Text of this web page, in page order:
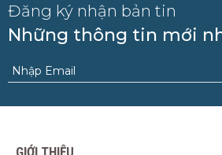
Đăng ký nhận bản tin
Những thông tin mới
GIỚI THIỆU